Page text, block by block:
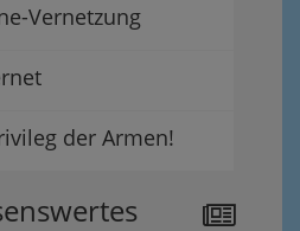
Vernetzung
der Armen!